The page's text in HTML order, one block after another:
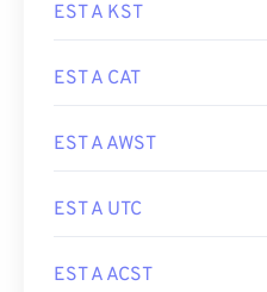
EST A KST
EST A CAT
EST A AWST
EST A UTC
EST A ACST